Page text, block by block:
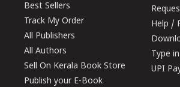
Best Sellers
Track My Order
All Publishers
All Authors
Sell On Kerala Book Store
Publish your E-Book
Help /
Type
UPI